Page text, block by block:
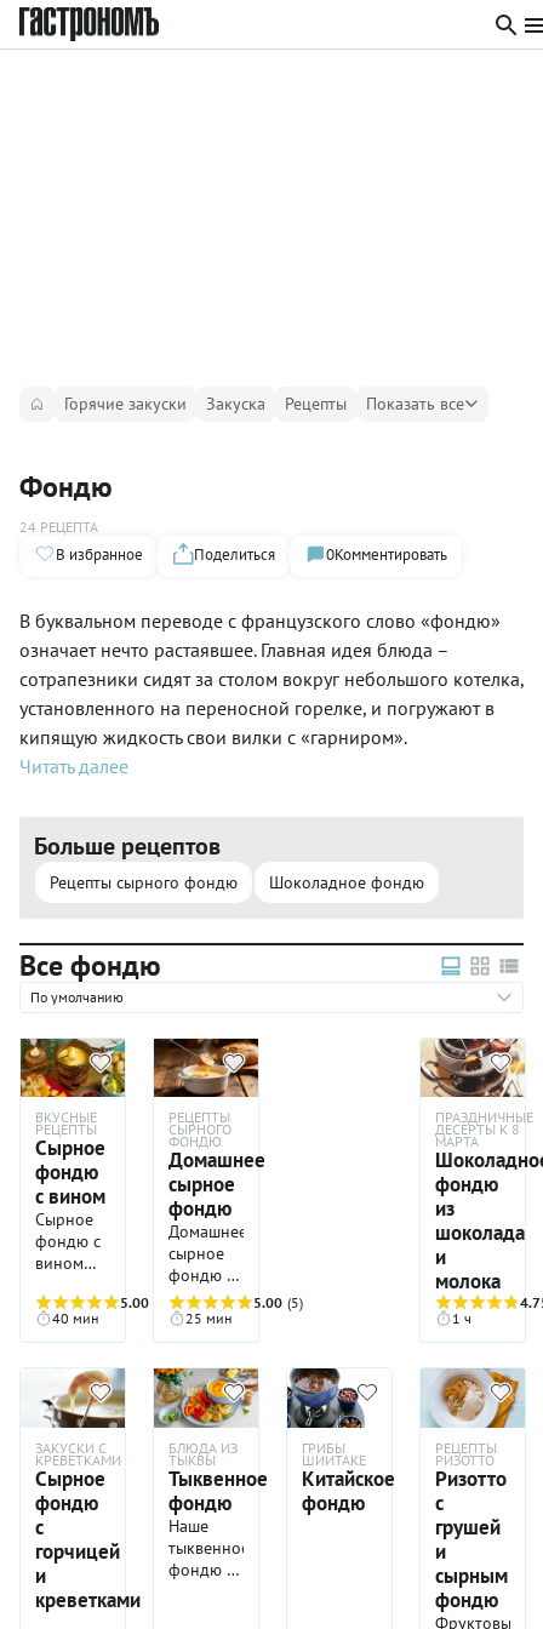
Горячие закуски Закуска Рецепты Показать все
Фондю
24 РЕЦЕПТА
В избранное Поделиться 0Комментировать
В буквальном переводе с французского слово «фондю»
означает нечто растаявшее. Главная идея блюда –
сотрапезники сидят за столом вокруг небольшого котелка,
установленного на переносной горелке, и погружают в
кипящую жидкость свои вилки с «гарниром».
Читать далее
Больше рецептов
Рецепты сырного фондю Шоколадное фондю
Все фондю
По умолчанию
ВКУСНЫЕ
РЕЦЕПТЫ
Сырное
фондю
с вином
Сырное
фондю с
вином
необязательно
употреблять
способом —
обмакивая
в него
поджаренного
или
подсушенного
белого
хлеба.
Макать в
сырную
5.00
(4)
40 мин
РЕЦЕПТЫ
СЫРНОГО
ФОНДЮ
Домашнее
сырное
фондю
Домашнее
сырное
фондю —
замечательная
идея для
теплой
компании.
В
швейцарском
варианте
это
довольно
прихотливое
блюдо —
требуется
специальный
котелочек,
5.00 (5)
25 мин
ПРАЗДНИЧНЫЕ
ДЕСЕРТЫ К 8
МАРТА
фондю
из
шоколада
и
молока
1 ч
ЗАКУСКИ С
КРЕВЕТКАМИ
Сырное
фондю
с
горчицей
и
креветками
БЛЮДА ИЗ
ТЫКВЫ
Тыквенное
фондю
Наше
тыквенное
фондю —
ГРИБЫ
ШИИТАКЕ
Китайское
фондю
РЕЦЕПТЫ
РИЗОТТО
Ризотто
с
грушей
и
сырным
фондю
Фруктовый